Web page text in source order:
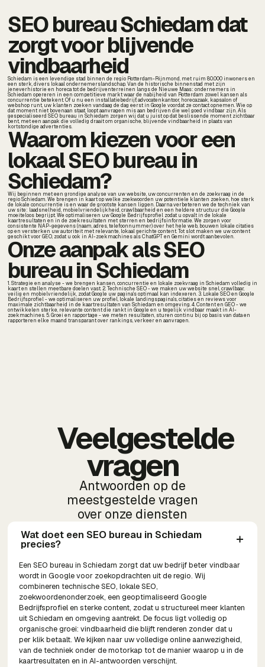
SEO bureau Schiedam dat
zorgt voor blijvende
vindbaarheid
Schiedam is een levendige stad binnen de regio Rotterdam-Rijnmond, met ruim 80.000 inwoners en
een sterk, divers lokaal ondernemerslandschap. Van de historische binnenstad met zijn
jeneverhistorie en horeca tot de bedrijventerreinen langs de Nieuwe Maas: ondernemers in
Schiedam opereren in een competitieve markt waar de nabijheid van Rotterdam zowel kansen als
concurrentie betekent. Of u nu een installatiebedrijf, advocatenkantoor, horecazaak, kapsalon of
webshop runt, uw klanten zoeken vandaag de dag eerst in Google voordat ze contact opnemen. Wie op
dat moment niet bovenaan staat, loopt aanvragen mis aan bedrijven die wel goed vindbaar zijn. Als
gespecialiseerd SEO bureau in Schiedam zorgen wij dat u juist op dat beslissende moment zichtbaar
bent, met een aanpak die volledig draait om organische, blijvende vindbaarheid in plaats van
kortstondige advertenties.
Waarom kiezen voor een
lokaal SEO bureau in
Schiedam?
Wij beginnen met een grondige analyse van uw website, uw concurrenten en de zoekvraag in de
regio Schiedam. We brengen in kaart op welke zoekwoorden uw potentiele klanten zoeken, hoe sterk
de lokale concurrentie is en waar de grootste kansen liggen. Daarna verbeteren we de techniek van
uw site: laadsnelheid, mobielvriendelijkheid, crawlbaarheid en een heldere structuur die Google
moeiteloos begrijpt. We optimaliseren uw Google Bedrijfsprofiel zodat u opvalt in de lokale
kaartresultaten en in de zoekresultaten met sterren en bedrijfsinformatie. We zorgen voor
consistente NAP-gegevens (naam, adres, telefoonnummer) over het hele web, bouwen lokale citaties
op en versterken uw autoriteit met relevante, lokaal gerichte content. Tot slot maken we uw content
geschikt voor GEO, zodat u ook in AI-zoekmachines als ChatGPT en Gemini wordt aanbevolen.
Onze aanpak als SEO
bureau in Schiedam
1. Strategie en analyse - we brengen kansen, concurrentie en lokale zoekvraag in Schiedam volledig in
kaart en stellen meetbare doelen vast. 2. Technische SEO - we maken uw website snel, crawlbaar,
veilig en mobielvriendelijk, zodat Google uw pagina's optimaal kan indexeren. 3. Lokale SEO en Google
Bedrijfsprofiel - we optimaliseren uw profiel, lokale landingspagina's, citaties en reviews voor
maximale zichtbaarheid in de kaartresultaten van Schiedam en omgeving. 4. Content en GEO - we
ontwikkelen sterke, relevante content die rankt in Google en u tegelijk vindbaar maakt in AI-
zoekmachines. 5. Groei en rapportage - we meten resultaten, sturen continu bij op basis van data en
rapporteren elke maand transparant over rankings, verkeer en aanvragen.
Veelgestelde
vragen
Antwoorden op de
meestgestelde vragen
over onze diensten
Wat doet een SEO bureau in Schiedam
precies?
Een SEO bureau in Schiedam zorgt dat uw bedrijf beter vindbaar
wordt in Google voor zoekopdrachten uit de regio. Wij
combineren technische SEO, lokale SEO,
zoekwoordenonderzoek, een geoptimaliseerd Google
Bedrijfsprofiel en sterke content, zodat u structureel meer klanten
uit Schiedam en omgeving aantrekt. De focus ligt volledig op
organische groei: vindbaarheid die blijft renderen zonder dat u
per klik betaalt. We kijken naar uw volledige online aanwezigheid,
van de techniek onder de motorkap tot de manier waarop u in de
kaartresultaten en in AI-antwoorden verschijnt.